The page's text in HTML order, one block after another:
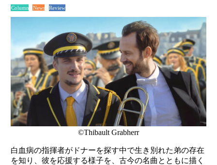
Column News Review
©Thibault Grabherr
白血病の指揮者がドナーを探す中で生き別れた弟の存在
を知り、彼を応援する様子を、古今の名曲とともに描く